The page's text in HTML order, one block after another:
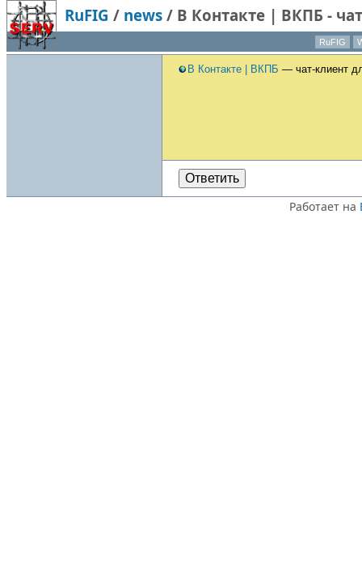
RuFIG / news / В Контакте | ВКПБ -
Форте
RuFIG
В Контакте | ВКПБ — чат-клиент
Ответить
Работает на